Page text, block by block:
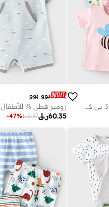
بوبو كيدز جاردن رانج 3 بي كي تي شيريز
بوو بوو
رومبر قطن % للأطفال
ر.ق60.35
112.37
-47%